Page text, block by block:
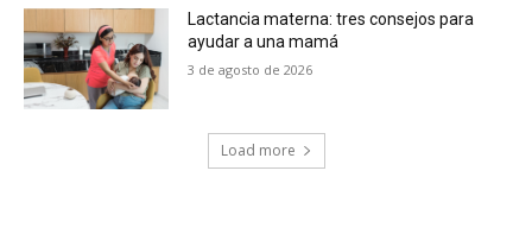
Lactancia materna: tres consejos para
ayudar a una mamá
3 de agosto de 2026
Load more